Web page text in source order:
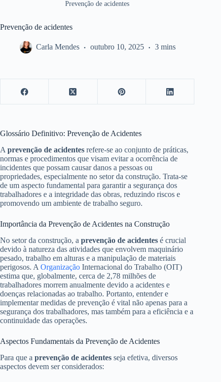
Prevenção de acidentes
Prevenção de acidentes
Carla Mendes outubro 10, 2025 3 mins
Glossário Definitivo: Prevenção de Acidentes
A prevenção de acidentes refere-se ao conjunto de práticas,
normas e procedimentos que visam evitar a ocorrência de
incidentes que possam causar danos a pessoas ou
propriedades, especialmente no setor da construção. Trata-se
de um aspecto fundamental para garantir a segurança dos
trabalhadores e a integridade das obras, reduzindo riscos e
promovendo um ambiente de trabalho seguro.
Importância da Prevenção de Acidentes na Construção
No setor da construção, a prevenção de acidentes é crucial
devido à natureza das atividades que envolvem maquinário
pesado, trabalho em alturas e a manipulação de materiais
perigosos. A Organização Internacional do Trabalho (OIT)
estima que, globalmente, cerca de 2,78 milhões de
trabalhadores morrem anualmente devido a acidentes e
doenças relacionadas ao trabalho. Portanto, entender e
implementar medidas de prevenção é vital não apenas para a
segurança dos trabalhadores, mas também para a eficiência e a
continuidade das operações.
Aspectos Fundamentais da Prevenção de Acidentes
Para que a prevenção de acidentes seja efetiva, diversos
aspectos devem ser considerados: